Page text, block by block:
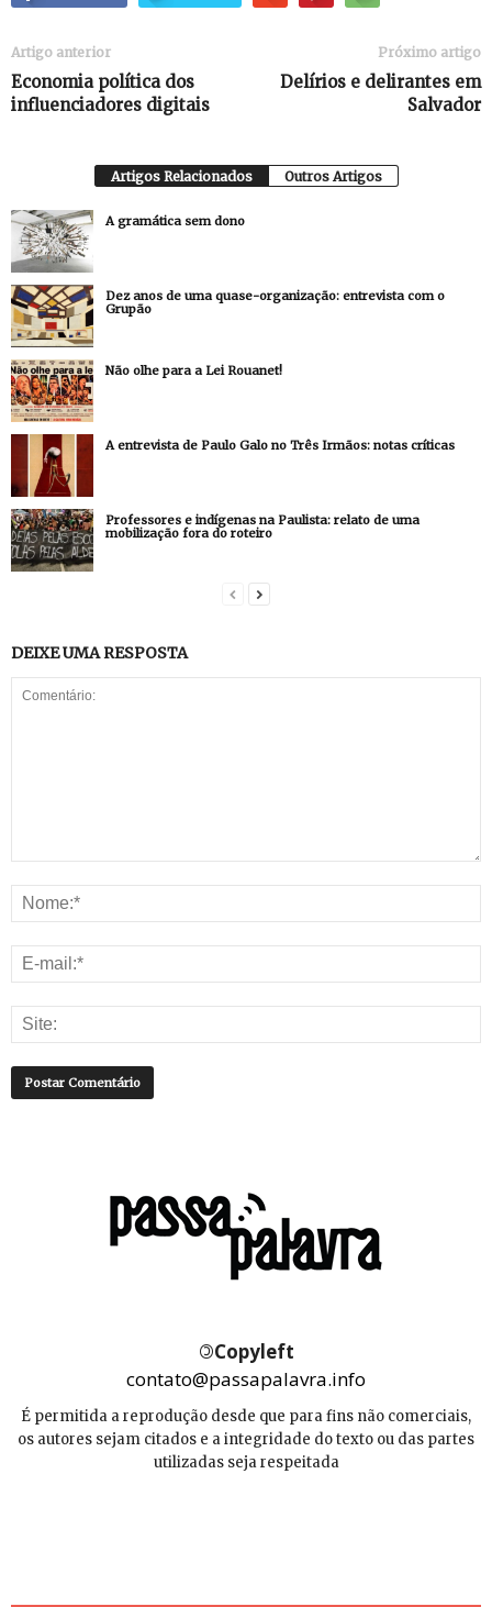
Artigo anterior
Economia política dos
influenciadores digitais
Próximo artigo
Delírios e delirantes em
Salvador
Artigos Relacionados Outros Artigos
A gramática sem dono
Dez anos de uma quase-organização: entrevista com o
Grupão
Não olhe para a Lei Rouanet!
A entrevista de Paulo Galo no Três Irmãos: notas críticas
Professores e indígenas na Paulista: relato de uma
mobilização fora do roteiro
DEIXE UMA RESPOSTA
©Copyleft
contato@passapalavra.info
É permitida a reprodução desde que para fins não comerciais,
os autores sejam citados e a integridade do texto ou das partes
utilizadas seja respeitada